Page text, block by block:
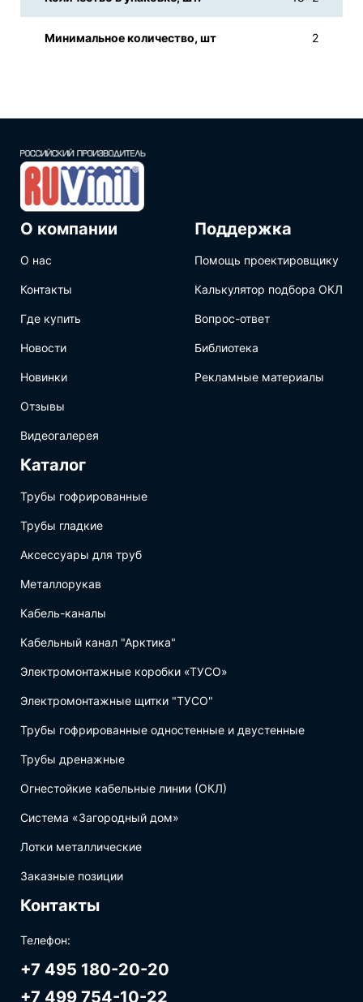
Минимальное количество, шт 2
О компании
О нас
Контакты
Где купить
Новости
Новинки
Отзывы
Видеогалерея
Поддержка
Помощь проектировщику
Калькулятор подбора ОКЛ
Вопрос-ответ
Библиотека
Рекламные материалы
Каталог
Трубы гофрированные
Трубы гладкие
Аксессуары для труб
Металлорукав
Кабель-каналы
Кабельный канал "Арктика"
Электромонтажные коробки «ТУСО»
Электромонтажные щитки "ТУСО"
Трубы гофрированные одностенные и двустенные
Трубы дренажные
Огнестойкие кабельные линии (ОКЛ)
Система «Загородный дом»
Лотки металлические
Заказные позиции
Контакты
Телефон:
+7 495 180-20-20
+7 499 754-10-22